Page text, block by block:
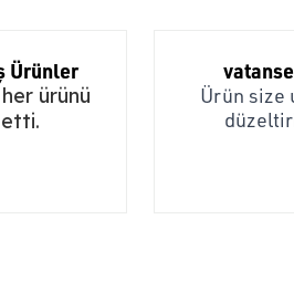
Ürünler
ürünü
Ürün size